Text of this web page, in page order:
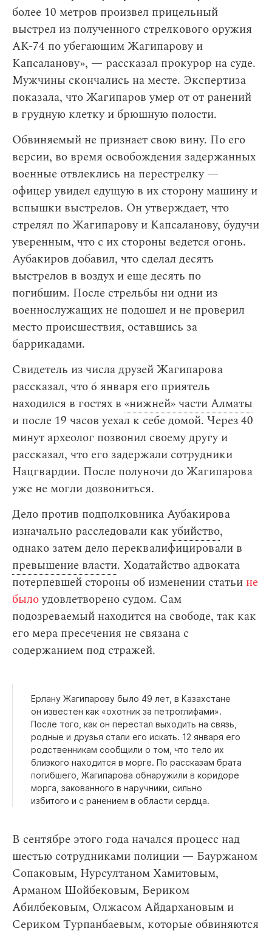
более 10 метров произвел прицельный
выстрел из полученного стрелкового оружия
АК-74 по убегающим Жагипарову и
Капсаланову», — рассказал прокурор на суде.
Мужчины скончались на месте. Экспертиза
показала, что Жагипаров умер от от ранений
в грудную клетку и брюшную полости.
Обвиняемый не признает свою вину. По его
версии, во время освобождения задержанных
военные отвлеклись на перестрелку —
офицер увидел едущую в их сторону машину и
вспышки выстрелов. Он утверждает, что
стрелял по Жагипарову и Капсаланову, будучи
уверенным, что с их стороны ведется огонь.
Аубакиров добавил, что сделал десять
выстрелов в воздух и еще десять по
погибшим. После стрельбы ни одни из
военнослужащих не подошел и не проверил
место происшествия, оставшись за
баррикадами.
Свидетель из числа друзей Жагипарова
рассказал, что 6 января его приятель
находился в гостях в «нижней» части Алматы
и после 19 часов уехал к себе домой. Через 40
минут археолог позвонил своему другу и
рассказал, что его задержали сотрудники
Нацгвардии. После полуночи до Жагипарова
уже не могли дозвониться.
Дело против подполковника Аубакирова
изначально расследовали какубийство,
однако затем дело переквалифицировали в
превышение власти. Ходатайство адвоката
потерпевшей стороны об изменении статьи не
былоудовлетворено судом. Сам
подозреваемый находится на свободе, так как
его мера пресечения не связана с
содержанием под стражей.
Ерлану Жагипарову было 49 лет, в Казахстане
он известен как «охотник за петроглифами».
После того, как он перестал выходить на связь,
родные и друзья стали его искать. 12 января его
родственникам сообщили о том, что тело их
близкого находится в морге. По рассказам брата
погибшего, Жагипарова обнаружили в коридоре
морга, закованного в наручники, сильно
избитого и с ранением в области сердца.
В сентябре этого года начался процесс над
шестью сотрудниками полиции — Бауржаном
Сопаковым, Нурсултаном Хамитовым,
Арманом Шойбековым, Бериком
Абилбековым, Олжасом Айдархановым и
Сериком Турпанбаевым, которые обвиняются